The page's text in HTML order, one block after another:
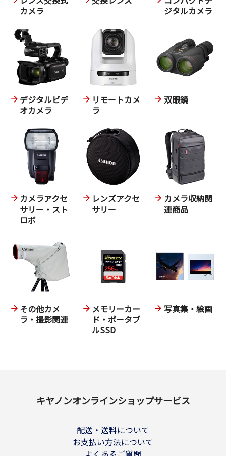
カメラ
ジタルカメラ
デジタルビデ
オカメラ
リモートカメ
ラ
双眼鏡
カメラアクセ
サリー・スト
ロボ
レンズアクセ
サリー
カメラ収納関
連商品
その他カメ
ラ・撮影関連
メモリーカー
ド・ポータブ
ルSSD
写真集・絵画
キヤノンオンラインショップサービス
配送・送料について
お支払い方法について